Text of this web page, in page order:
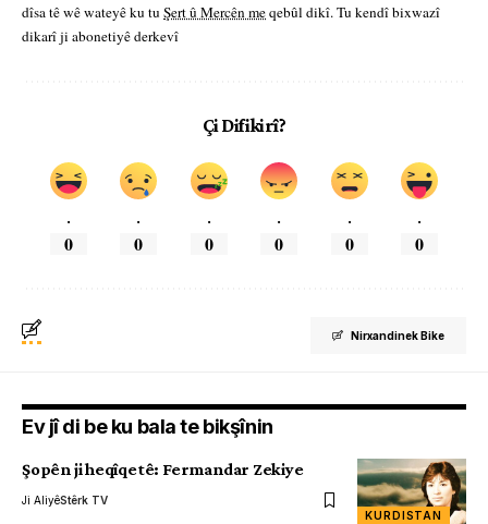
dîsa tê wê wateyê ku tu Şert û Mercên meqebûl dikî. Tu kendî bixwazî
dikarî ji abonetiyê derkevî
Çi Difikirî?
.
0
.
0
.
0
.
0
.
0
.
0
Nirxandinek Bike
Ev jî di be ku bala te bikşînin
KURDISTAN
Şopên ji heqîqetê: Fermandar Zekiye
Ji AliyêStêrk TV